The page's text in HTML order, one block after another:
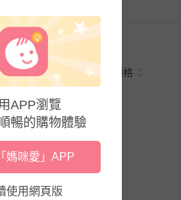
新上市 價格
APP瀏覽
暢的購物體驗
媽咪愛」APP
使用網頁版